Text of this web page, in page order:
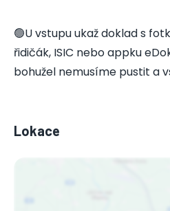
🟢U vstupu ukaž doklad s
řidičák, ISIC nebo appku
bohužel nemusíme pustit a
Lokace